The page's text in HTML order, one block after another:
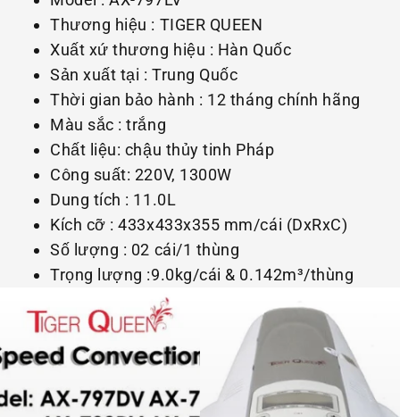
Thương hiệu : TIGER QUEEN
Xuất xứ thương hiệu : Hàn Quốc
Sản xuất tại : Trung Quốc
Thời gian bảo hành : 12 tháng chính hãng
Màu sắc : trắng
Chất liệu: chậu thủy tinh Pháp
Công suất: 220V, 1300W
Dung tích : 11.0L
Kích cỡ : 433x433x355 mm/cái (DxRxC)
Số lượng : 02 cái/1 thùng
Trọng lượng :9.0kg/cái & 0.142m³/thùng